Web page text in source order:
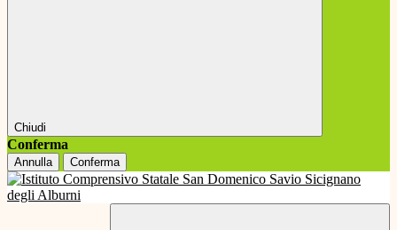
Chiudi
Conferma
Annulla Conferma